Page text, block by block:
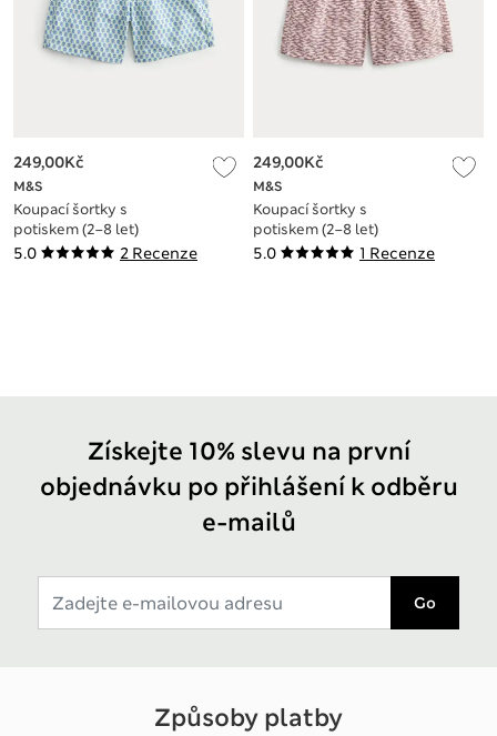
5.0 2 Recenze
M&S
Koupací šortky s
potiskem (2–8 let)
249,00Kč
5.0 1 Recenze
M&S
Koupací šortky s
potiskem (2–8 let)
249,00Kč
Získejte 10% slevu na první
objednávku po přihlášení k odběru
e-mailů
Go
Způsoby platby